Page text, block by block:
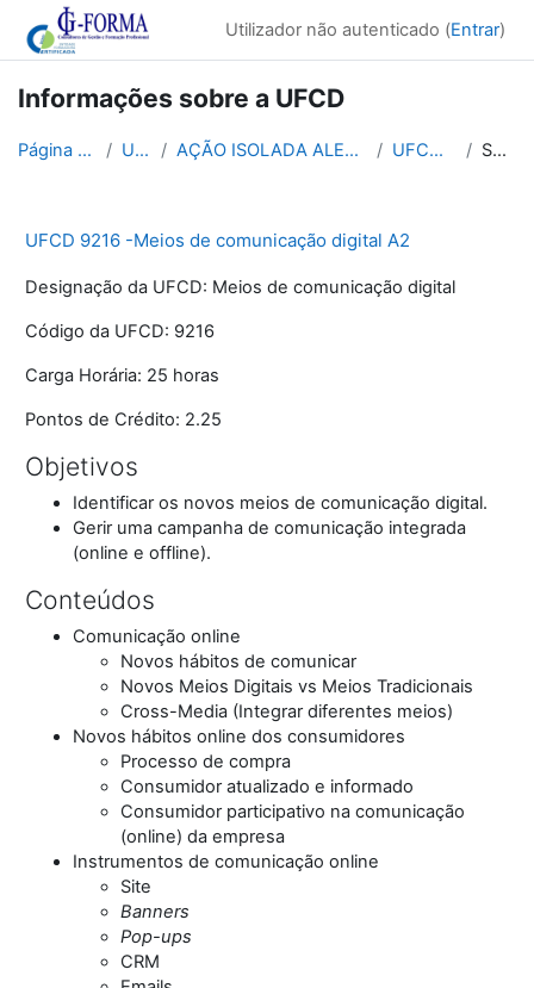
Ir para o conteúdo principal
Utilizador não autenticado (Entrar)
Informações sobre a UFCD
Página principal UFCDs AÇÃO ISOLADA ALENTEJO - TURMA 8 UFCD9216A2 Sumário
UFCD 9216 -Meios de comunicação digital A2
Designação da UFCD: Meios de comunicação digital
Código da UFCD: 9216
Carga Horária: 25 horas
Pontos de Crédito: 2.25
Objetivos
Identificar os novos meios de comunicação digital.
Gerir uma campanha de comunicação integrada
(online e offline).
Conteúdos
Comunicação online
Novos hábitos de comunicar
Novos Meios Digitais vs Meios Tradicionais
Cross-Media (Integrar diferentes meios)
Novos hábitos online dos consumidores
Processo de compra
Consumidor atualizado e informado
Consumidor participativo na comunicação
(online) da empresa
Instrumentos de comunicação online
Site
Banners
Pop-ups
CRM